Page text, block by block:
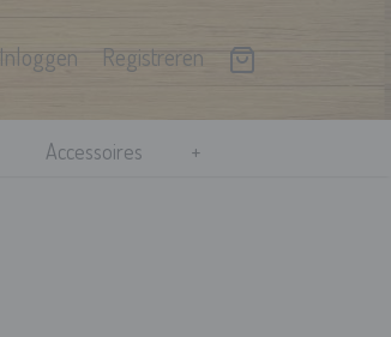
Inloggen Registreren
Accessoires +